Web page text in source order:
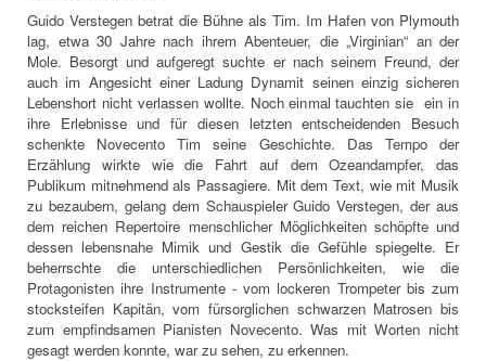
Guido Verstegen betrat die Bühne als Tim. Im Hafen von Plymouth
lag, etwa 30 Jahre nach ihrem Abenteuer, die „Virginian“ an der
Mole. Besorgt und aufgeregt suchte er nach seinem Freund, der
auch im Angesicht einer Ladung Dynamit seinen einzig sicheren
Lebenshort nicht verlassen wollte. Noch einmal tauchten sie ein in
ihre Erlebnisse und für diesen letzten entscheidenden Besuch
schenkte Novecento Tim seine Geschichte. Das Tempo der
Erzählung wirkte wie die Fahrt auf dem Ozeandampfer, das
Publikum mitnehmend als Passagiere. Mit dem Text, wie mit Musik
zu bezaubern, gelang dem Schauspieler Guido Verstegen, der aus
dem reichen Repertoire menschlicher Möglichkeiten schöpfte und
dessen lebensnahe Mimik und Gestik die Gefühle spiegelte. Er
beherrschte die unterschiedlichen Persönlichkeiten, wie die
Protagonisten ihre Instrumente - vom lockeren Trompeter bis zum
stocksteifen Kapitän, vom fürsorglichen schwarzen Matrosen bis
zum empfindsamen Pianisten Novecento. Was mit Worten nicht
gesagt werden konnte, war zu sehen, zu erkennen.